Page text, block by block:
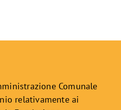
Comunale
relativamente ai